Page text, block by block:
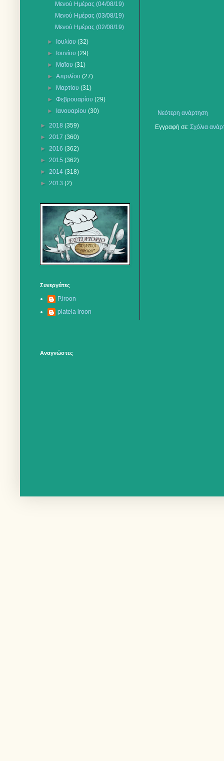
Νεότερη ανάρτηση
Εγγραφή σε: Σχόλια
Μενού Ημέρας (04/08/19)
Μενού Ημέρας (03/08/19)
Μενού Ημέρας (02/08/19)
► Ιουλίου(32)
►
Ιουνίου(29)
►
Μαΐου(31)
►Απριλίου(27)
►
Μαρτίου(31)
►Φεβρουαρίου(29)
►
Ιανουαρίου(30)
► 2018 (359)
► 2017 (360)
► 2016 (362)
► 2015 (362)
► 2014 (318)
► 2013 (2)
Συνεργάτες
P.iroon
plateia iroon
Αναγνώστες